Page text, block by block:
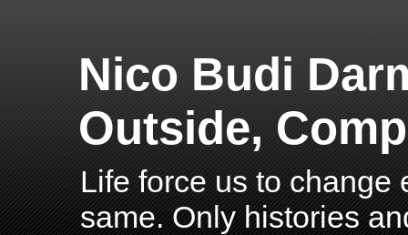
Nico Budi
Outside,
Life force us to change
same. Only histories